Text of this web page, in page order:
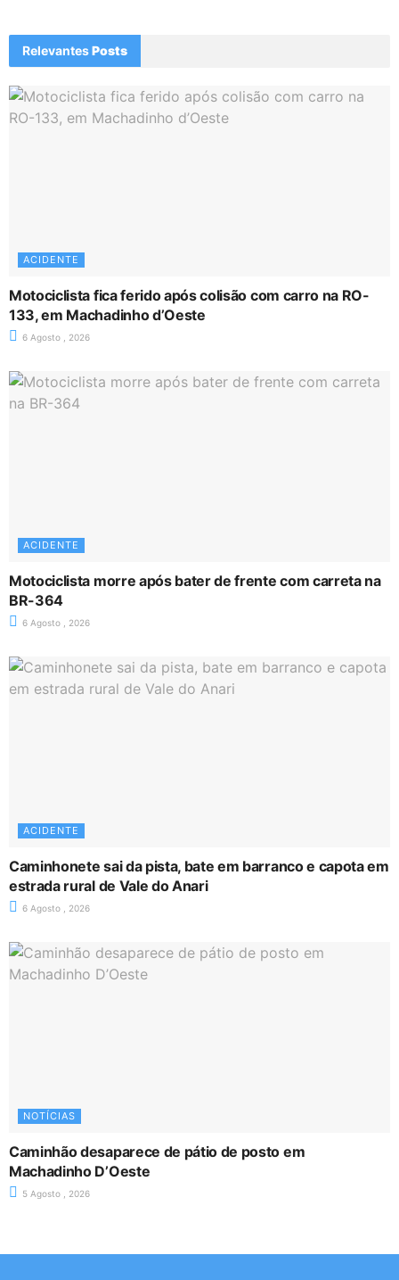
RelevantesPosts
ACIDENTE
Motociclista fica ferido após colisão com carro na RO-
133, em Machadinho d’Oeste
6 Agosto , 2026
ACIDENTE
Motociclista morre após bater de frente com carreta na
BR-364
6 Agosto , 2026
ACIDENTE
Caminhonete sai da pista, bate em barranco e capota em
estrada rural de Vale do Anari
6 Agosto , 2026
NOTÍCIAS
Caminhão desaparece de pátio de posto em
Machadinho D’Oeste
5 Agosto , 2026